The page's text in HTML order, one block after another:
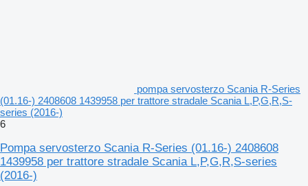
pompa servosterzo Scania R-Series
(01.16-) 2408608 1439958 per trattore stradale Scania L,P,G,R,S-
series (2016-)
6
Pompa servosterzo Scania R-Series (01.16-) 2408608
1439958 per trattore stradale Scania L,P,G,R,S-series
(2016-)